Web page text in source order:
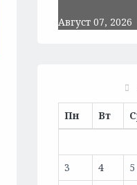
Август 07, 2026
Пн Вт
3
4 5